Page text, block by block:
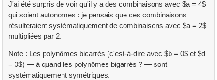
J'ai été surpris de voir qu'il y a des combinaisons avec $a = 4$
qui soient autonomes : je pensais que ces combinaisons
résulteraient systématiquement de combinaisons avec $a = 2$
multipliées par 2.
Note : Les polynômes bicarrés (c'est-à-dire avec $b = 0$ et $d
= 0$) — à quand les polynômes bigarrés ? — sont
systématiquement symétriques.